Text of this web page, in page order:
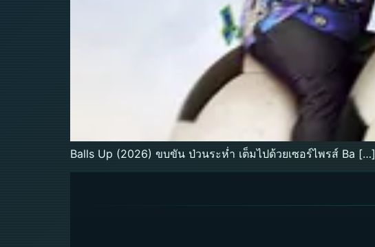
Balls Up (2026) ขบขัน ป่วนระห่ำ เต็มไปด้วยเซอร์ไพรส์ Ba […]